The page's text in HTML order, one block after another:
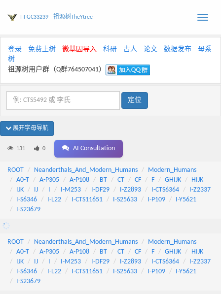
Toggle
I-FGC33239 - 祖源树TheYtree
登录 免费上树 微基因导入 科研 古人 论文 数据发布
母系
树
祖源树用户群（Q群764507041）
展开字母导航
131 0 AI Consultation
ROOT Neanderthals_And_Modern_Humans
Modern_Humans
A0-T
A-P305 A-P108 BT CT CF F GHIJK
HIJK
IJK
IJ I I-M253 I-DF29 I-Z2893 I-CTS6364
I-Z2337
I-S6346
I-L22 I-CTS11651 I-S25633 I-P109
I-Y5621
I-S23679
ROOT Neanderthals_And_Modern_Humans
Modern_Humans
A0-T
A-P305 A-P108 BT CT CF F GHIJK
HIJK
IJK
IJ I I-M253 I-DF29 I-Z2893 I-CTS6364
I-Z2337
I-S6346
I-L22 I-CTS11651 I-S25633 I-P109
I-Y5621
I-S23679